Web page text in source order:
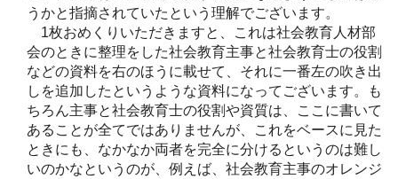
うかと指摘されていたという理解でございます。
1枚おめくりいただきますと、これは社会教育人材部
会のときに整理をした社会教育主事と社会教育士の役割
などの資料を右のほうに載せて、それに一番左の吹き出
しを追加したというような資料になってございます。も
ちろん主事と社会教育士の役割や資質は、ここに書いて
あることが全てではありませんが、これをベースに見た
ときにも、なかなか両者を完全に分けるというのは難し
いのかなというのが、例えば、社会教育主事のオレンジ